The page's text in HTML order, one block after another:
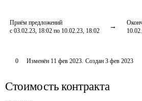
Приём предложений
с 03.02.23, 18:02 по 10.02.23, 18:02
0 Изменён 11 фев 2023. Создан 3 фев 2023
Стоимость контракта